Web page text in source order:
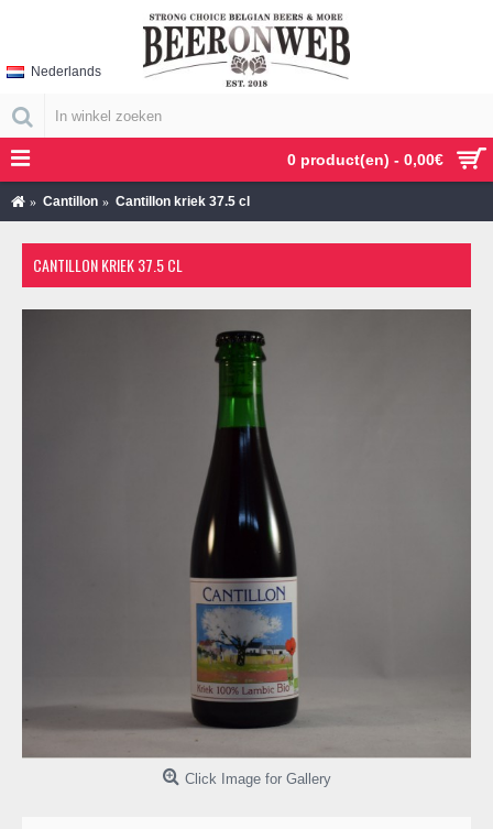
0 product(en) - 0,00€
Nederlands
Cantillon Cantillon kriek 37.5 cl
CANTILLON KRIEK 37.5 CL
Click Image for Gallery